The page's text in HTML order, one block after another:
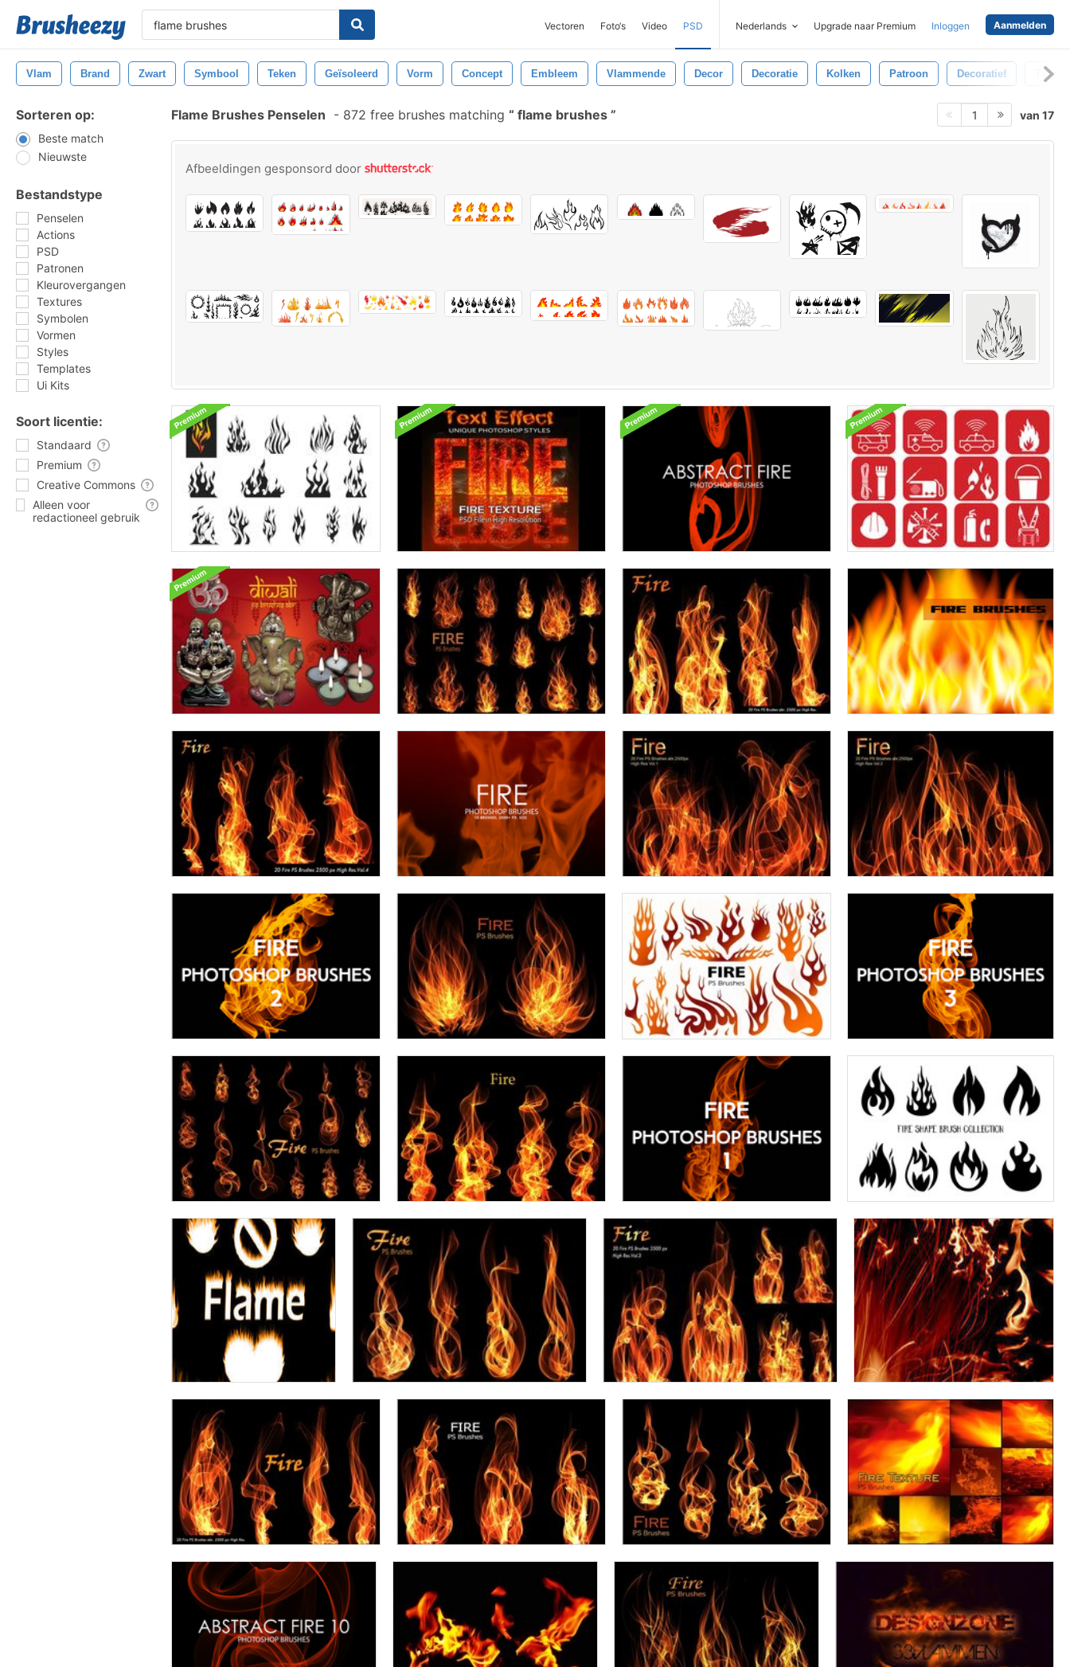
Vectoren Foto‘s Video PSD Nederlands Upgrade naar Premium Inloggen Aanmelden
Vlam Brand Zwart Symbool Teken Geïsoleerd Vorm Concept Embleem Vlammende Decor Decoratie Kolken Patroon Decoratief
Sorteren op:
Beste match
Nieuwste
Bestandstype
Penselen
Actions
PSD
Patronen
Kleurovergangen
Textures
Symbolen
Vormen
Styles
Templates
Ui Kits
Soort licentie:
Standaard
Premium
Creative Commons
Alleen voor
redactioneel gebruik
Flame Brushes Penselen - 872 free brushes matching flame brushes 1 van 17
Afbeeldingen gesponsord door